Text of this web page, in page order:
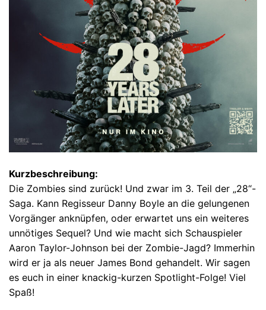
Kurzbeschreibung:
Die Zombies sind zurück! Und zwar im 3. Teil der „28“-
Saga. Kann Regisseur Danny Boyle an die gelungenen
Vorgänger anknüpfen, oder erwartet uns ein weiteres
unnötiges Sequel? Und wie macht sich Schauspieler
Aaron Taylor-Johnson bei der Zombie-Jagd? Immerhin
wird er ja als neuer James Bond gehandelt. Wir sagen
es euch in einer knackig-kurzen Spotlight-Folge! Viel
Spaß!